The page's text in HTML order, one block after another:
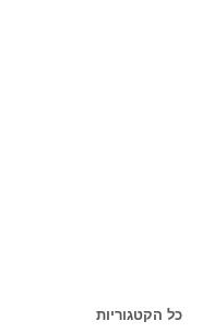
כל הקטגוריות